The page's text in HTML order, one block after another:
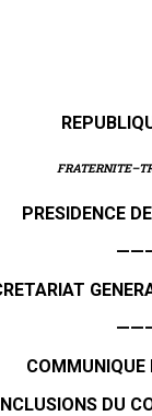
PRESIDENCE
COMMUNIQUE
DU